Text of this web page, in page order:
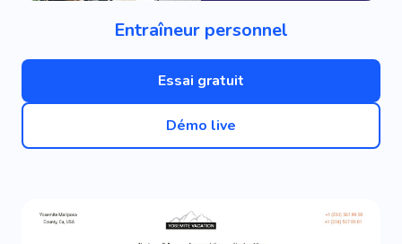
Entraîneur personnel
Essai gratuit
Démo live